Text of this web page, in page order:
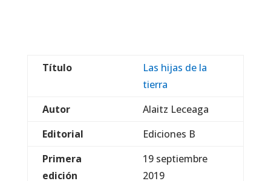
Título
Las hijas de la
tierra
Autor
Alaitz Leceaga
Editorial
Ediciones B
Primera
edición
19 septiembre
2019